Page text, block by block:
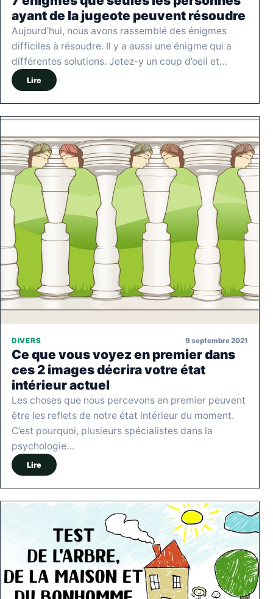
ayant de la jugeote peuvent résoudre
Aujourd’hui, nous avons rassemblé des énigmes
difficiles à résoudre. Il y a aussi une énigme qui a
différentes solutions. Jetez-y un coup d’oeil et…
Lire
DIVERS 9 septembre 2021
Ce que vous voyez en premier dans
ces 2 images décrira votre état
intérieur actuel
Les choses que nous percevons en premier peuvent
être les reflets de notre état intérieur du moment.
C’est pourquoi, plusieurs spécialistes dans la
psychologie…
Lire